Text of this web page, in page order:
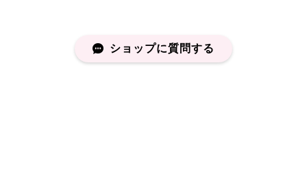
ショップに質問する